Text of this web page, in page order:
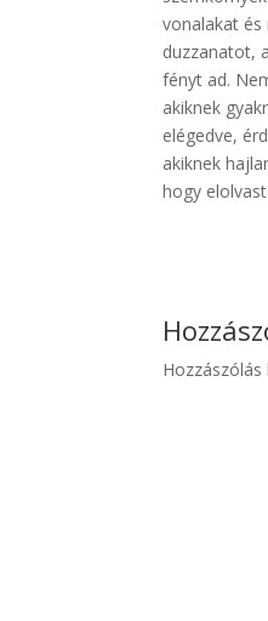
vonalakat
duzzanatot,
fényt ad.
akiknek
elégedve,
akiknek
hogy